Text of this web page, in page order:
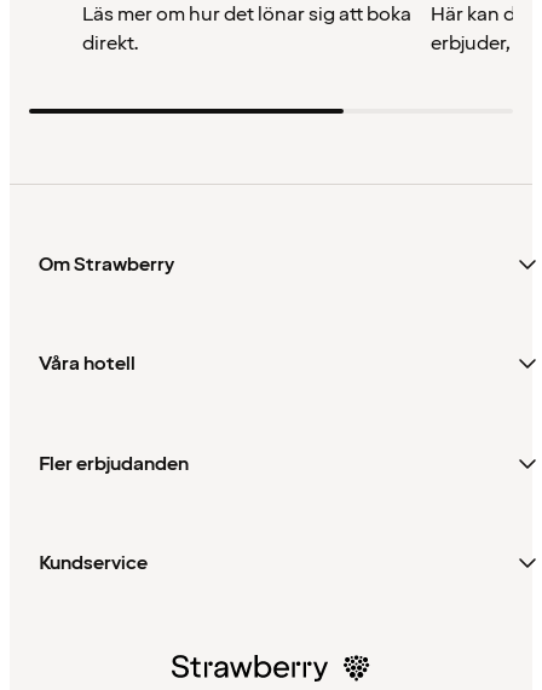
Läs mer om hur det lönar sig att boka
direkt.
Här kan du
erbjuder,
Om Strawberry
Våra hotell
Fler erbjudanden
Kundservice